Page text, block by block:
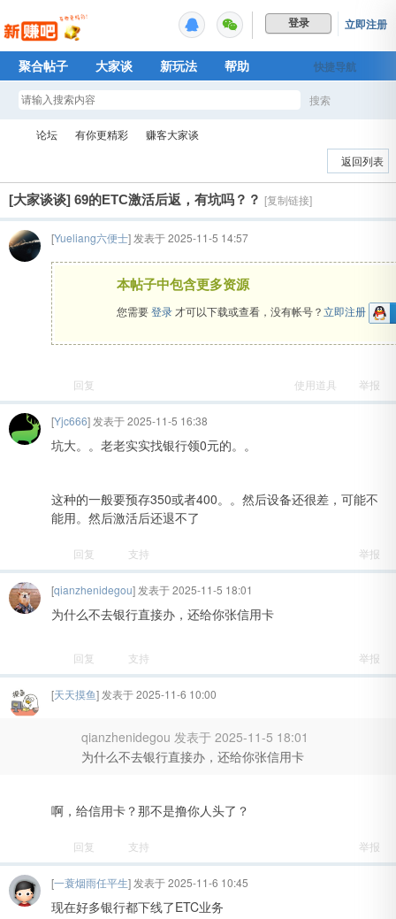
登录 立即注册
快捷导航
聚合帖子 大家谈 新玩法
帮助
Plus权益
搜索
新 »
论坛
›
有你更精彩
›
赚客大家谈
返回列表
[大家谈谈] 69的ETC激活后返，有坑吗？？ [复制链接]
[Yueliang六便士] 发表于 2025-11-5 14:57
本帖子中包含更多资源
您需要登录 才可以下载或查看，没有帐号？立即注册
回复 使用道具 举报
[Yjc666] 发表于 2025-11-5 16:38
坑大。。老老实实找银行领0元的。。
这种的一般要预存350或者400。。然后设备还很差，可能不
能用。然后激活后还退不了
回复 支持 举报
[qianzhenidegou] 发表于 2025-11-5 18:01
为什么不去银行直接办，还给你张信用卡
回复 支持 举报
[天天摸鱼] 发表于 2025-11-6 10:00
qianzhenidegou 发表于 2025-11-5 18:01
为什么不去银行直接办，还给你张信用卡
啊，给信用卡？那不是撸你人头了？
回复 支持 举报
[一蓑烟雨任平生] 发表于 2025-11-6 10:45
现在好多银行都下线了ETC业务